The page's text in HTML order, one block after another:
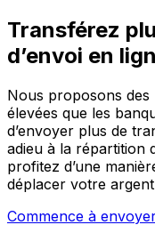
Transférez
d’envoi en
Nous proposons des
élevées que les
d’envoyer plus de
adieu à la répartition
profitez d’une
déplacer votre
Commence à